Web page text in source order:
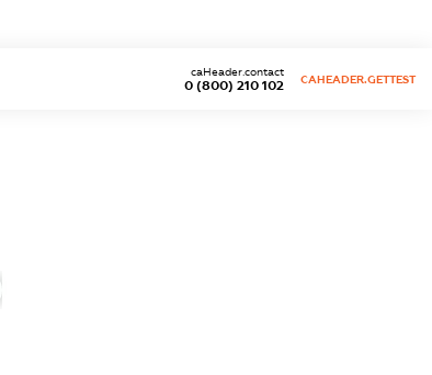
0 (800) 210 102
caHeader.contact
CAHEADER.GETTEST